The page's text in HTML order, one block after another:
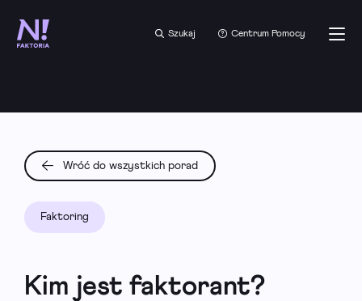
Szukaj Centrum Pomocy
Wróć do wszystkich porad
Faktoring
Kim jest faktorant?